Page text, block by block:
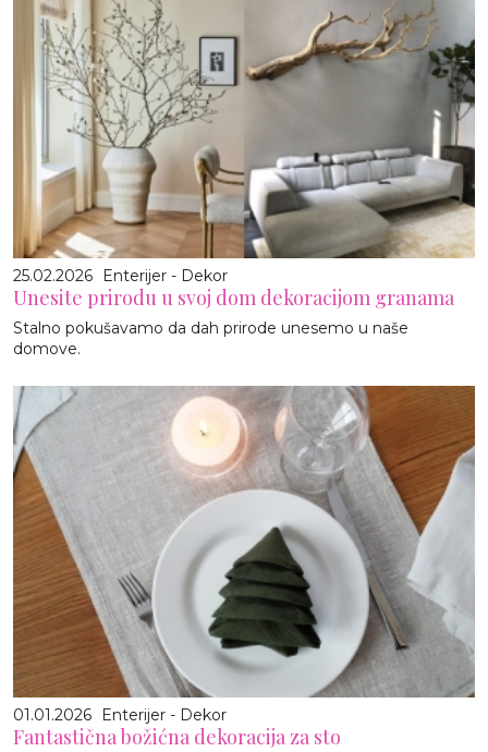
25.02.2026 Enterijer - Dekor
Unesite prirodu u svoj dom dekoracijom granama
Stalno pokušavamo da dah prirode unesemo u naše
domove.
01.01.2026 Enterijer - Dekor
Fantastična božićna dekoracija za sto